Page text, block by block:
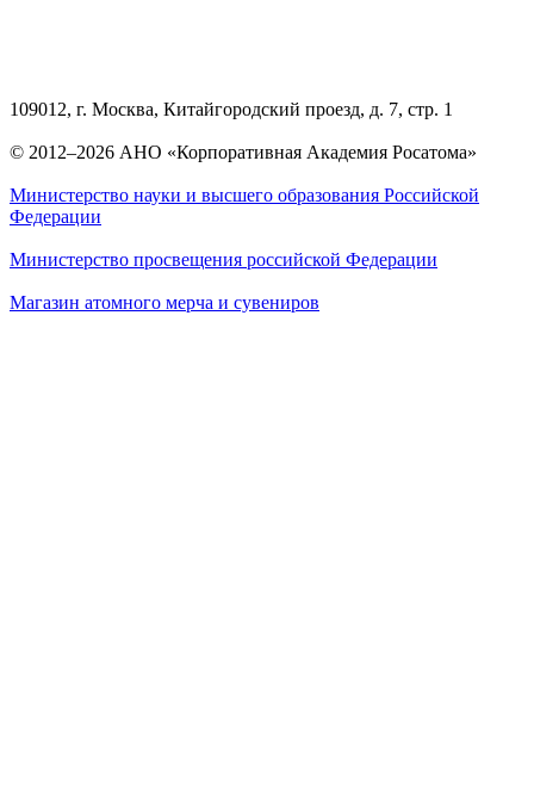
109012, г. Москва, Китайгородский проезд, д. 7, стр. 1
© 2012–2026 АНО «Корпоративная Академия Росатома»
Министерство науки и высшего образования Российской
Федерации
Министерство просвещения российской Федерации
Магазин атомного мерча и сувениров